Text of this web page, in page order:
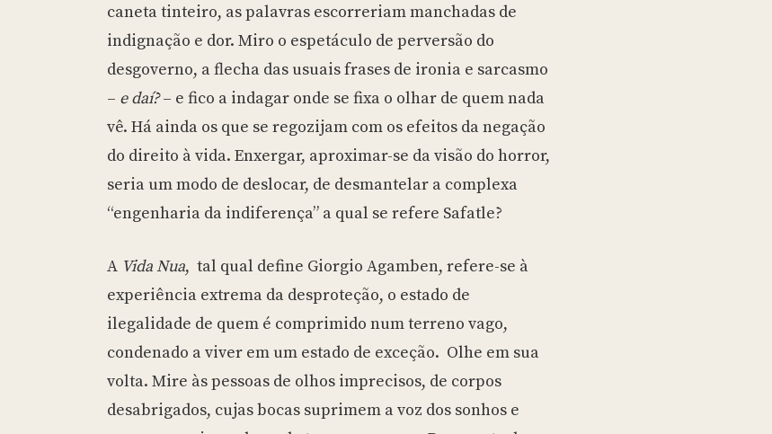
caneta tinteiro, as palavras escorreriam manchadas de
indignação e dor. Miro o espetáculo de perversão do
desgoverno, a flecha das usuais frases de ironia e sarcasmo
– e daí?– e fico a indagar onde se fixa o olhar de quem nada
vê. Há ainda os que se regozijam com os efeitos da negação
do direito à vida. Enxergar, aproximar-se da visão do horror,
seria um modo de deslocar, de desmantelar a complexa
“engenharia da indiferença” a qual se refere Safatle?
A Vida Nua, tal qual define Giorgio Agamben, refere-se à
experiência extrema da desproteção, o estado de
ilegalidade de quem é comprimido num terreno vago,
condenado a viver em um estado de exceção. Olhe em sua
volta. Mire às pessoas de olhos imprecisos, de corpos
desabrigados, cujas bocas suprimem a voz dos sonhos e